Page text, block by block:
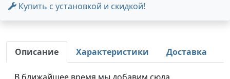
Купить с установкой и скидкой!
Описание Характеристики Доставка